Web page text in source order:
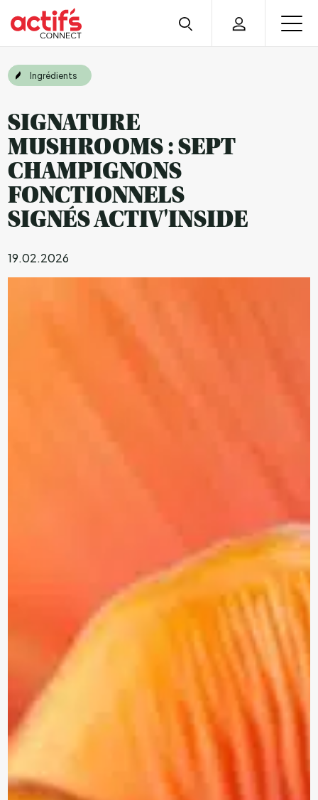
Ingrédients
SIGNATURE
MUSHROOMS : SEPT
CHAMPIGNONS
FONCTIONNELS
SIGNÉS ACTIV'INSIDE
19.02.2026